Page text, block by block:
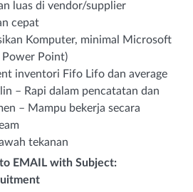
luas di vendor/supplier
cepat
Komputer, minimal Microsoft
Point)
inventori Fifo Lifo dan average
– Rapi dalam pencatatan dan
– Mampu bekerja secara
tekanan
EMAIL with Subject: